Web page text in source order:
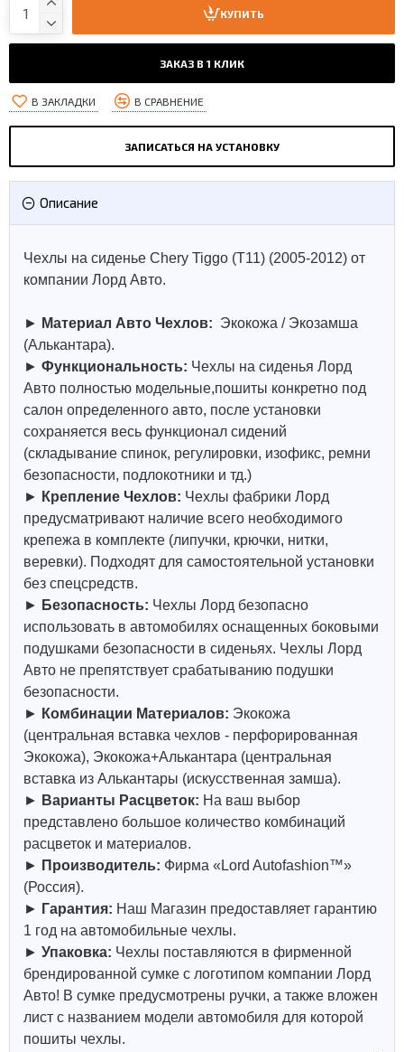
КУПИТЬ
ЗАКАЗ В 1 КЛИК
В ЗАКЛАДКИ В СРАВНЕНИЕ
ЗАПИСАТЬСЯ НА УСТАНОВКУ
Описание
Чехлы на сиденье Chery Tiggo (Т11) (2005-2012) от
компании Лорд Авто.
► Материал Авто Чехлов: Экокожа / Экозамша
(Алькантара).
► Функциональность: Чехлы на сиденья Лорд
Авто полностью модельные,пошиты конкретно под
салон определенного авто, после установки
сохраняется весь функционал сидений
(складывание спинок, регулировки, изофикс, ремни
безопасности, подлокотники и тд.)
► Крепление Чехлов: Чехлы фабрики Лорд
предусматривают наличие всего необходимого
крепежа в комплекте (липучки, крючки, нитки,
веревки). Подходят для самостоятельной установки
без спецсредств.
► Безопасность: Чехлы Лорд безопасно
использовать в автомобилях оснащенных боковыми
подушками безопасности в сиденьях. Чехлы Лорд
Авто не препятствует срабатыванию подушки
безопасности.
► Комбинации Материалов: Экокожа
(центральная вставка чехлов - перфорированная
Экокожа), Экокожа+Алькантара (центральная
вставка из Алькантары (искусственная замша).
► Варианты Расцветок: На ваш выбор
представлено большое количество комбинаций
расцветок и материалов.
► Производитель: Фирма «Lord Autofashion™»
(Россия).
► Гарантия: Наш Магазин предоставляет гарантию
1 год на автомобильные чехлы.
► Упаковка: Чехлы поставляются в фирменной
брендированной сумке с логотипом компании Лорд
Авто! В сумке предусмотрены ручки, а также вложен
лист с названием модели автомобиля для которой
пошиты чехлы.